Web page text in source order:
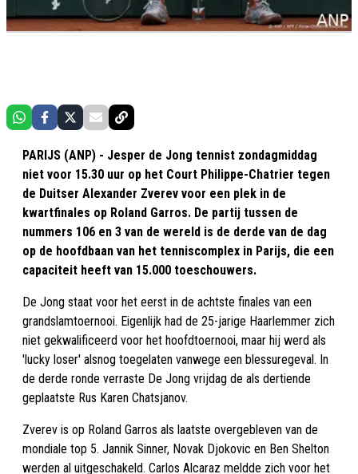
PARIJS (ANP) - Jesper de Jong tennist zondagmiddag
niet voor 15.30 uur op het Court Philippe-Chatrier tegen
de Duitser Alexander Zverev voor een plek in de
kwartfinales op Roland Garros. De partij tussen de
nummers 106 en 3 van de wereld is de derde van de dag
op de hoofdbaan van het tenniscomplex in Parijs, die een
capaciteit heeft van 15.000 toeschouwers.
De Jong staat voor het eerst in de achtste finales van een
grandslamtoernooi. Eigenlijk had de 25-jarige Haarlemmer zich
niet gekwalificeerd voor het hoofdtoernooi, maar hij werd als
'lucky loser' alsnog toegelaten vanwege een blessuregeval. In
de derde ronde verraste De Jong vrijdag de als dertiende
geplaatste Rus Karen Chatsjanov.
Zverev is op Roland Garros als laatste overgebleven van de
mondiale top 5. Jannik Sinner, Novak Djokovic en Ben Shelton
werden al uitgeschakeld. Carlos Alcaraz meldde zich voor het